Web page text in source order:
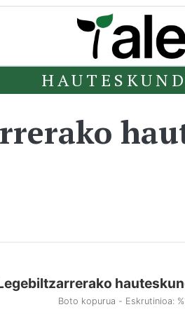
Boto kopurua - Eskrutinioa: